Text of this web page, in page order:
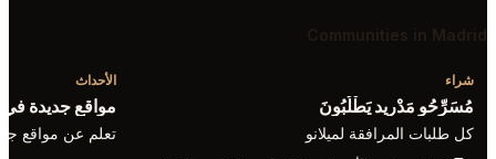
شراء
مُسَرِّحُو مَدْرِيد يَطْلُبُونَ
كل طلبات المرافقة لميلانو
الأحداث
مواقع جديدة في
تعلم عن مواقع